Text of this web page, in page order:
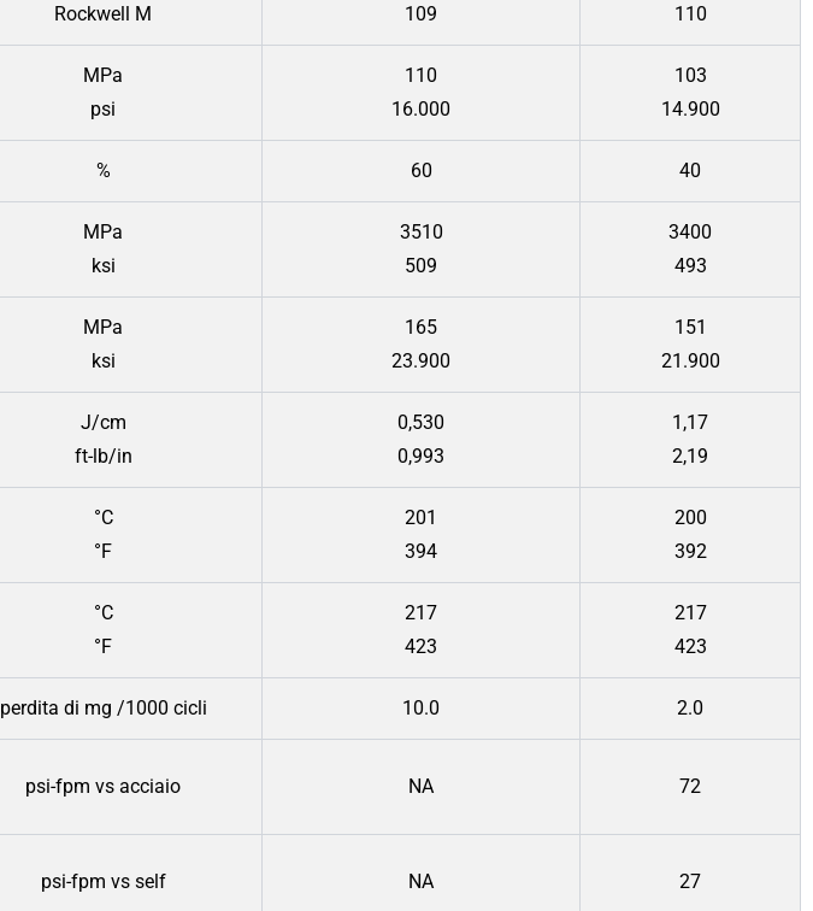
Rockwell M 109 110
MPa
psi
110
16.000
103
14.900
% 60 40
MPa
ksi
3510
509
3400
493
MPa
ksi
165
23.900
151
21.900
J/cm
ft-lb/in
0,530
0,993
1,17
2,19
°C
°F
201
394
200
392
°C
°F
217
423
217
423
perdita di mg /1000 cicli 10.0 2.0
psi-fpm vs acciaio NA 72
psi-fpm vs self NA 27